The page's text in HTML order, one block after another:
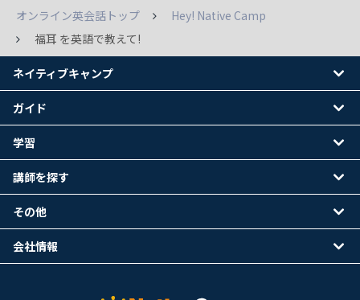
オンライン英会話トップ
Hey! Native Camp
福耳 を英語で教えて!
ネイティブキャンプ
ガイド
学習
講師を探す
その他
会社情報